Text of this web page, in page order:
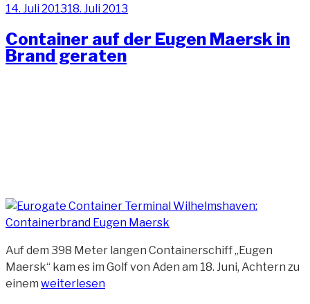
Veröffentlicht
14. Juli 201318. Juli 2013
Container auf der Eugen Maersk in
Brand geraten
Auf dem 398 Meter langen Containerschiff „Eugen
Maersk“ kam es im Golf von Aden am 18. Juni, Achtern zu
einem „Container
weiterlesen